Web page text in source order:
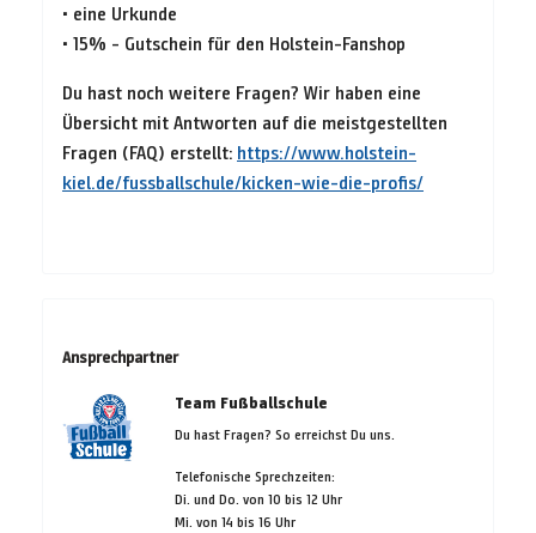
• eine Urkunde
• 15% - Gutschein für den Holstein-Fanshop
Du hast noch weitere Fragen? Wir haben eine
Übersicht mit Antworten auf die meistgestellten
Fragen (FAQ) erstellt: https://www.holstein-
kiel.de/fussballschule/kicken-wie-die-profis/
Ansprechpartner
Team Fußballschule
Du hast Fragen? So erreichst Du uns.
Telefonische Sprechzeiten:
Di. und Do. von 10 bis 12 Uhr
Mi. von 14 bis 16 Uhr